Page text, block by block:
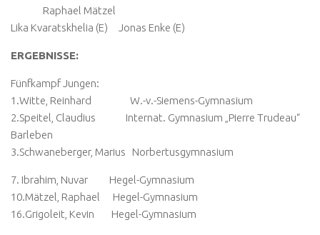
Raphael Mätzel
Lika Kvaratskhelia (E) Jonas Enke (E)
ERGEBNISSE:
Fünfkampf Jungen:
1.Witte, Reinhard W.-v.-Siemens-Gymnasium
2.Speitel, Claudius Internat. Gymnasium „Pierre Trudeau“
Barleben
3.Schwaneberger, Marius Norbertusgymnasium
7. Ibrahim, Nuvar Hegel-Gymnasium
10.Mätzel, Raphael Hegel-Gymnasium
16.Grigoleit, Kevin Hegel-Gymnasium